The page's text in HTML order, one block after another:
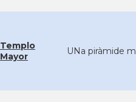
Templo
Mayor
UNa piràmide